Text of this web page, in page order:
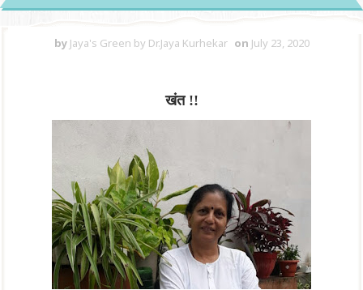
by Jaya's Green by Dr.Jaya Kurhekar on July 23, 2020
खंत !!